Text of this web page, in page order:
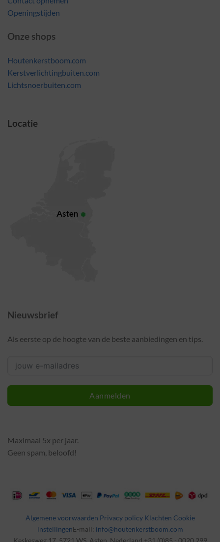
Openingstijden
Onze shops
Houtenkerstboom.com
Kerstverlichtingbuiten.com
Lichtsnoerbuiten.com
Locatie
Nieuwsbrief
Als eerste op de hoogte van de beste aanbiedingen en tips.
Aanmelden
Maximaal 5x per jaar.
Geen spam, beloofd!
Algemene voorwaarden Privacy policy Klachten Cookie
instellingenE-mail: info@houtenkerstboom.com